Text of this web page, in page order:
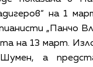
на 1
„Панчо
на 13 март.
а